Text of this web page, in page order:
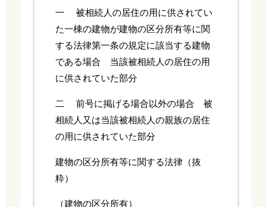
一 被相続人の居住の用に供されてい
た一棟の建物が建物の区分所有等に関
する法律第一条の規定に該当する建物
である場合 当該被相続人の居住の用
に供されていた部分
二 前号に掲げる場合以外の場合 被
相続人又は当該被相続人の親族の居住
の用に供されていた部分
建物の区分所有等に関する法律（抜
粋）
（建物の区分所有）